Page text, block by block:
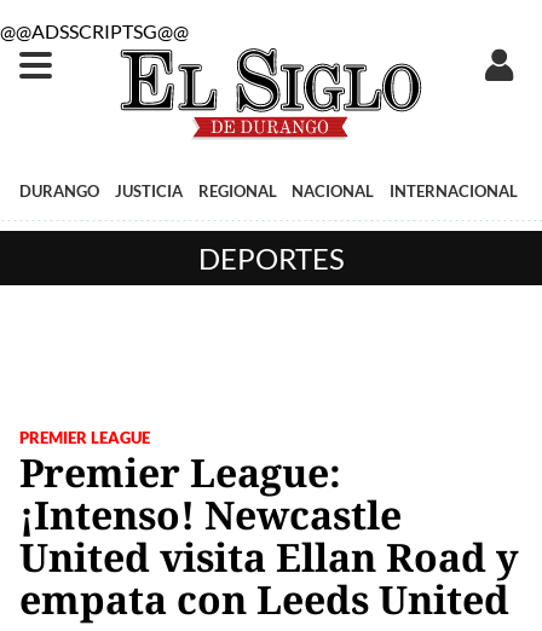
@@ADSSCRIPTSG@@
DURANGO JUSTICIA REGIONAL NACIONAL INTERNACIONAL
DEPORTES
PREMIER LEAGUE
Premier League:
¡Intenso! Newcastle
United visita Ellan Road y
empata con Leeds United